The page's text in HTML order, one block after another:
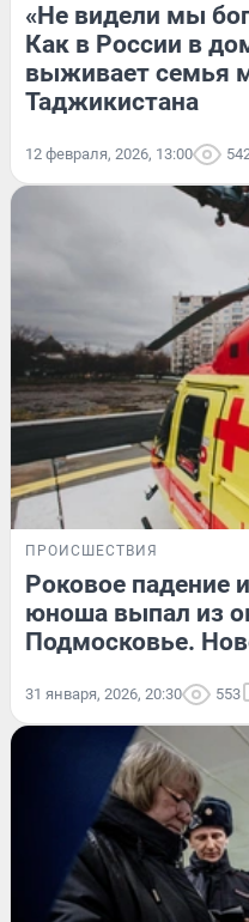
«Не видели мы
Как в России в
выживает семья
Таджикистана
12 февраля, 2026, 13:00
ПРОИСШЕСТВИЯ
Роковое падение
юноша выпал из
Подмосковье.
31 января, 2026, 20:30 553